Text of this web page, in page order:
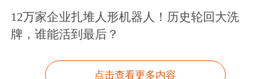
12万家企业扎堆人形机器人！历史轮回大洗
牌，谁能活到最后？
点击查看更多内容